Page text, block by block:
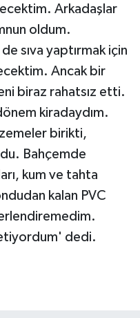
Arkadaşlar
oldum.
sıva yaptırmak için
Ancak bir
biraz rahatsız etti.
kiradaydım.
birikti,
Bahçemde
kum ve tahta
kalan PVC
dedi.